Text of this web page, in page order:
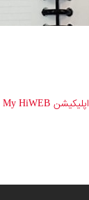
اپلیکیشن My HiWEB